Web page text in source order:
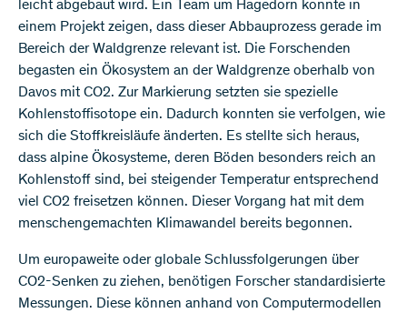
leicht abgebaut wird. Ein Team um Hagedorn konnte in
einem Projekt zeigen, dass dieser Abbauprozess gerade im
Bereich der Waldgrenze relevant ist. Die Forschenden
begasten ein Ökosystem an der Waldgrenze oberhalb von
Davos mit CO2. Zur Markierung setzten sie spezielle
Kohlenstoffisotope ein. Dadurch konnten sie verfolgen, wie
sich die Stoffkreisläufe änderten. Es stellte sich heraus,
dass alpine Ökosysteme, deren Böden besonders reich an
Kohlenstoff sind, bei steigender Temperatur entsprechend
viel CO2 freisetzen können. Dieser Vorgang hat mit dem
menschengemachten Klimawandel bereits begonnen.
Um europaweite oder globale Schlussfolgerungen über
CO2-Senken zu ziehen, benötigen Forscher standardisierte
Messungen. Diese können anhand von Computermodellen